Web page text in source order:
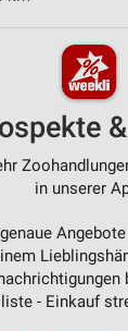
in unserer
Angebote
- Einkauf